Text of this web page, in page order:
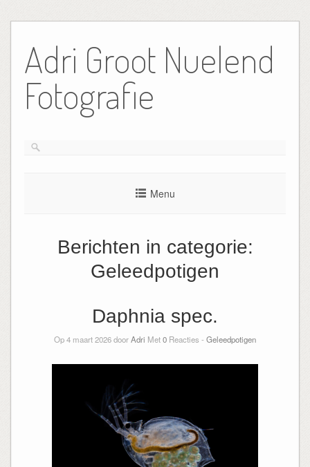
de
inhoud
Adri Groot Nuelend
Fotografie
Menu
Berichten in categorie:
Geleedpotigen
Daphnia spec.
Op 4 maart 2026 doorAdri Met0 Reacties - Geleedpotigen